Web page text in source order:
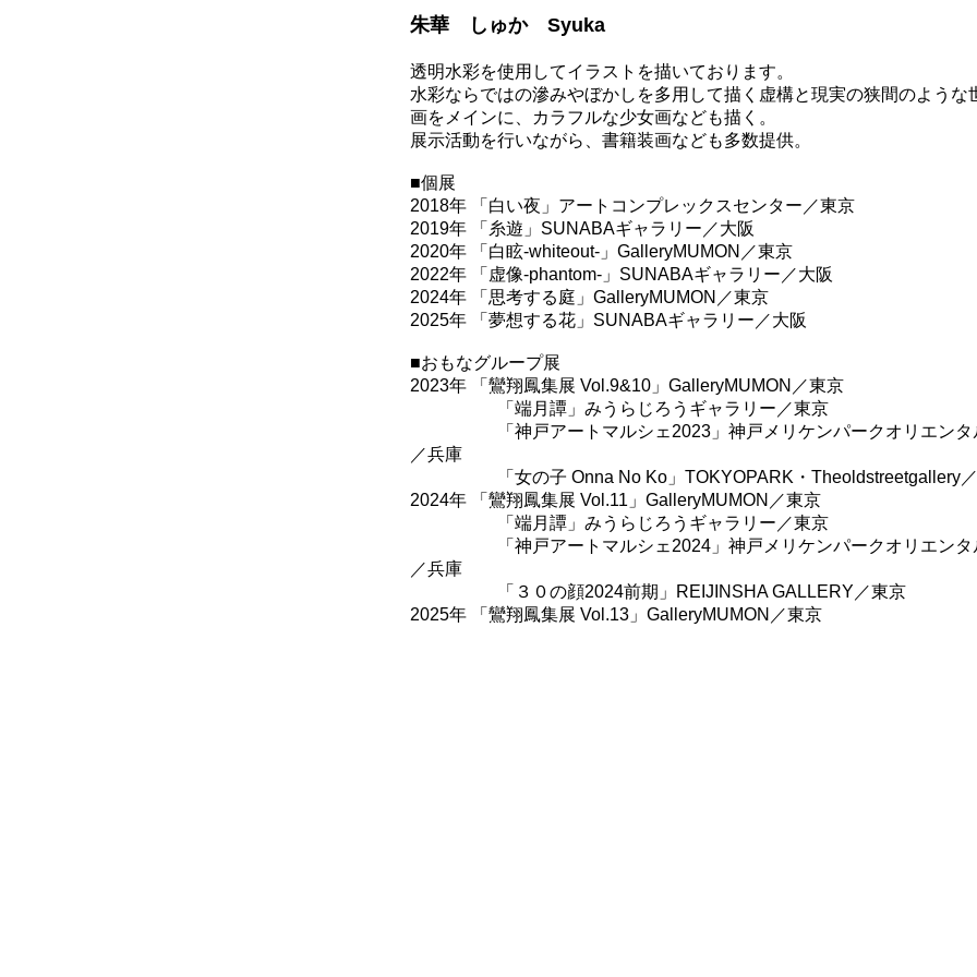
朱華 しゅか Syuka
透明水彩を使用してイラストを描いております。
水彩ならではの滲みやぼかしを多用して描く虚構と現実の狭間のような
画をメインに、カラフルな少女画なども描く。
展示活動を行いながら、書籍装画なども多数提供。
■個展
2018年 「白い夜」アートコンプレックスセンター／東京
2019年 「糸遊」SUNABAギャラリー／大阪
2020年 「白眩-whiteout-」GalleryMUMON／東京
2022年 「虚像-phantom-」SUNABAギャラリー／大阪
2024年 「思考する庭」GalleryMUMON／東京
2025年 「夢想する花」SUNABAギャラリー／大阪
■おもなグループ展
2023年 「鸞翔鳳集展 Vol.9&10」GalleryMUMON／東京
「端月譚」みうらじろうギャラリー／東京
「神戸アートマルシェ2023」神戸メリケンパークオリエンタ
／兵庫
「女の子 Onna No Ko」TOKYOPARK・Theoldstreetgallery／
2024年 「鸞翔鳳集展 Vol.11」GalleryMUMON／東京
「端月譚」みうらじろうギャラリー／東京
「神戸アートマルシェ2024」神戸メリケンパークオリエンタ
／兵庫
「３０の顔2024前期」REIJINSHA GALLERY／東京
2025年 「鸞翔鳳集展 Vol.13」GalleryMUMON／東京